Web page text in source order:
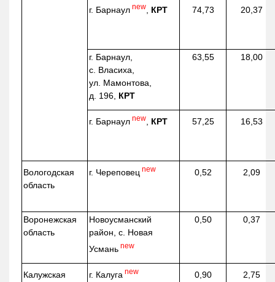
г. Барнаул new КРТ 74,73 20,37
г. Барнаул,
с. Власиха,
ул. Мамонтова,
д. 196, КРТ
63,55 18,00
г. Барнаул new КРТ 57,25 16,53
Вологодская
область
г. Череповец new 0,52 2,09
Воронежская
область
Новоусманский
район, с. Новая
Усмань new
0,50 0,37
Калужская
г. Калуга new 0,90 2,75